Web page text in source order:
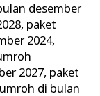
desember
, paket
2024,
2027, paket
di bulan